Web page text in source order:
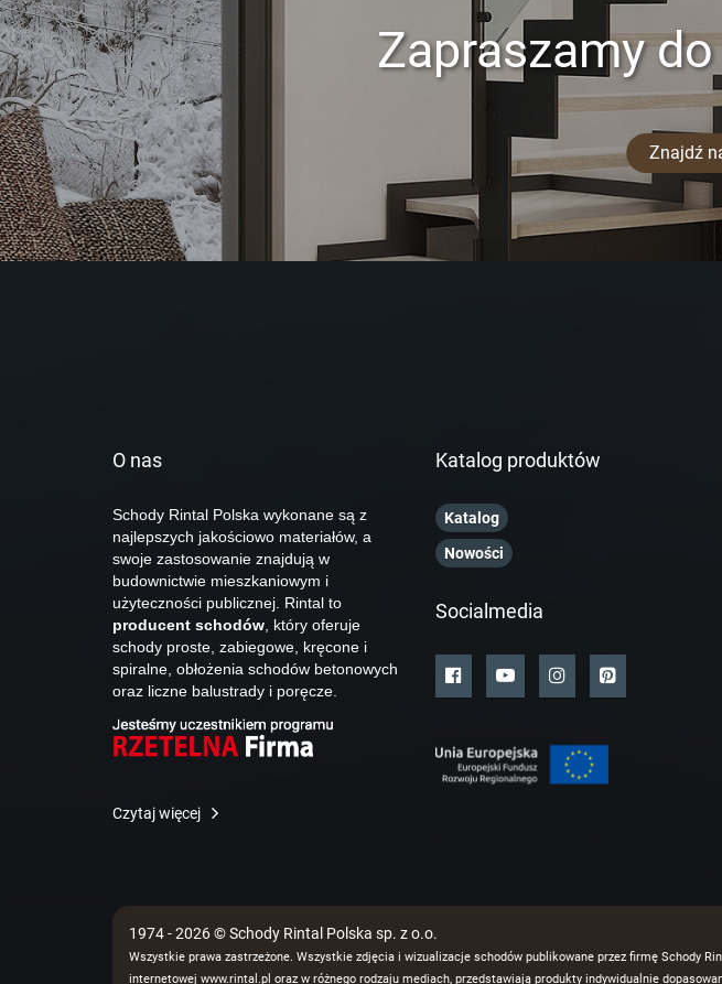
Zapraszamy
Znajdź
O nas
Schody Rintal Polska wykonane są z
najlepszych jakościowo materiałów, a
swoje zastosowanie znajdują w
budownictwie mieszkaniowym i
użyteczności publicznej. Rintal to
producent schodów , który oferuje
schody proste, zabiegowe, kręcone i
spiralne, obłożenia schodów betonowych
oraz liczne balustrady i poręcze.
Czytaj więcej
Katalog produktów
Katalog
Nowości
Socialmedia
1974 - 2026 © Schody Rintal Polska sp. z o.o.
Wszystkie prawa zastrzeżone. Wszystkie zdjęcia i wizualizacje schodów publikowane przez firmę Schody
internetowej www.rintal.pl oraz w różnego rodzaju mediach, przedstawiają produkty indywidualnie